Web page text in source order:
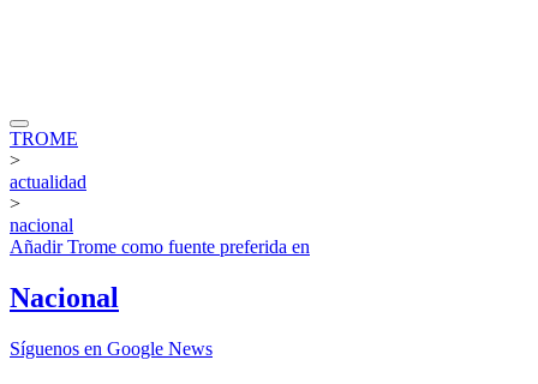
TROME
>
actualidad
>
nacional
AñadirTrome como fuente preferida en
Nacional
Síguenos en Google News